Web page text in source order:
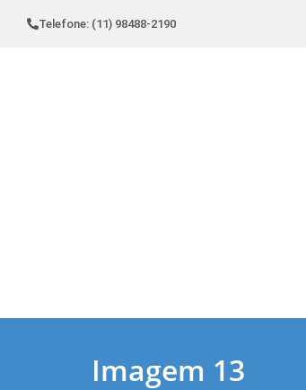
Telefone: (11) 98488-2190
Imagem 13